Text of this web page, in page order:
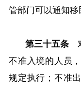
管部门可以通知移
第三十五条
不准入境的人员
规定执行；不准